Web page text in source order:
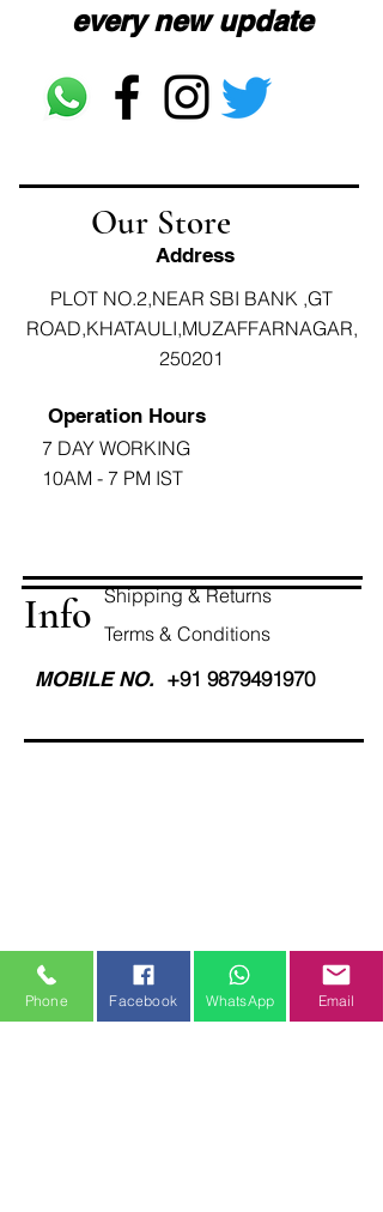
every new update
Our Store
Address
PLOT NO.2,NEAR SBI BANK ,GT
ROAD,KHATAULI,MUZAFFARNAGAR,
250201
Operation Hours
7 DAY WORKING
10AM - 7 PM IST
Info Shipping & Returns
Terms & Conditions
MOBILE NO. +91 9879491970
Phone Facebook WhatsApp Email